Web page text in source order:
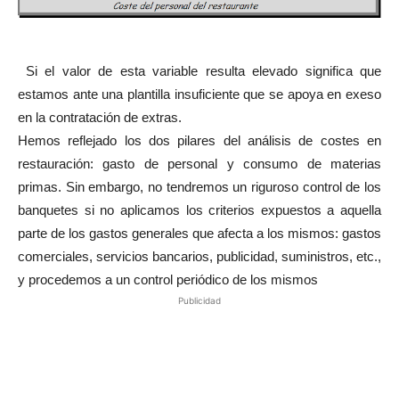
Si el valor de esta variable resulta elevado significa que
estamos ante una plantilla insuficiente que se apoya en exeso
en la contratación de extras.
Hemos reflejado los dos pilares del análisis de costes en
restauración: gasto de personal y consumo de materias
primas. Sin embargo, no tendremos un riguroso control de los
banquetes si no aplicamos los criterios expuestos a aquella
parte de los gastos generales que afecta a los mismos: gastos
comerciales, servicios bancarios, publicidad, suministros, etc.,
y procedemos a un control periódico de los mismos
Publicidad